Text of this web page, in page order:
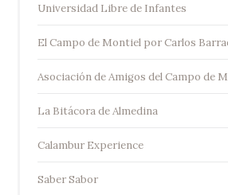
Universidad Libre de Infantes
El Campo de Montiel por Carlos
Asociación de Amigos del Campo de
La Bitácora de Almedina
Calambur Experience
Saber Sabor